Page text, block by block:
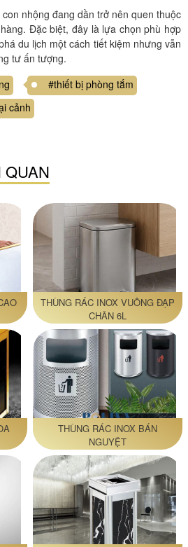
nhộng đang dần trở nên quen thuộc
Đặc biệt, đây là lựa chọn phù hợp
du lịch một cách tiết kiệm nhưng vẫn
tư ấn tượng.
#thiết bị phòng tắm
cảnh
QUAN
THÙNG RÁC INOX VUÔNG ĐẠP
CHÂN 6L
THÙNG RÁC INOX BÁN
NGUYỆT